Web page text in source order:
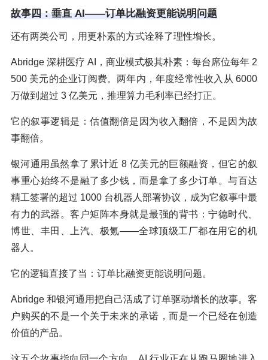
故事四：垂直 AI——订单比融资更能说明问题
还有两类公司，用更朴素的方式诠释了理性增长。
Abridge 深耕医疗 AI，商业模式极其朴素：每台席位每年 2
500 美元的企业订阅费。两年内，年度经常性收入从 6000
万做到超过 3 亿美元，推理算力毛利率已经打正。
它的叙事逻辑是：估值翻倍是因为收入翻倍，不是因为故
事翻倍。
银河通用虽然拿了累计近 8 亿美元的巨额融资，但它的叙
事重心始终不是融了多少钱，而是拿了多少订单。与百达
精工签署的超过 1000 台机器人部署协议，成为它叙事中最
有力的武器。客户矩阵本身就是最强的背书：宁德时代、
博世、丰田、上汽、极氪——全球顶级工厂都在用它的机
器人。
它的逻辑直接了当：订单比融资更能说明问题。
Abridge 和银河通用把自己活成了订单驱动增长的故事。客
户购买的不是一个关于未来的承诺，而是一个已经在创造
价值的产品。